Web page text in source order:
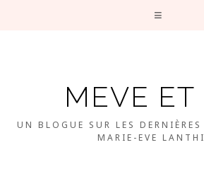
MEVE ET
UN BLOGUE SUR LES
MARIE-EVE